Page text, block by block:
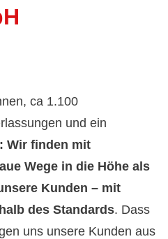
ca 1.100
und ein
: Wir finden mit
Wege in die Höhe als
Kunden – mit
des Standards. Dass
uns unsere Kunden aus